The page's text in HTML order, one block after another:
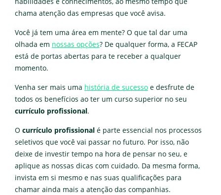
chama atenção das empresas que você avisa.
Você já tem uma área em mente? O que tal dar uma
olhada em nossas opções? De qualquer forma, a FECAP
está de portas abertas para te receber a qualquer
momento.
Venha ser mais uma história de sucesso e desfrute de
todos os benefícios ao ter um curso superior no seu
currículo profissional .
O currículo profissional é parte essencial nos processos
seletivos que você vai passar no futuro. Por isso, não
deixe de investir tempo na hora de pensar no seu, e
aplique as nossas dicas com cuidado. Da mesma forma,
invista em si mesmo e nas suas qualificações para
chamar ainda mais a atenção das companhias.